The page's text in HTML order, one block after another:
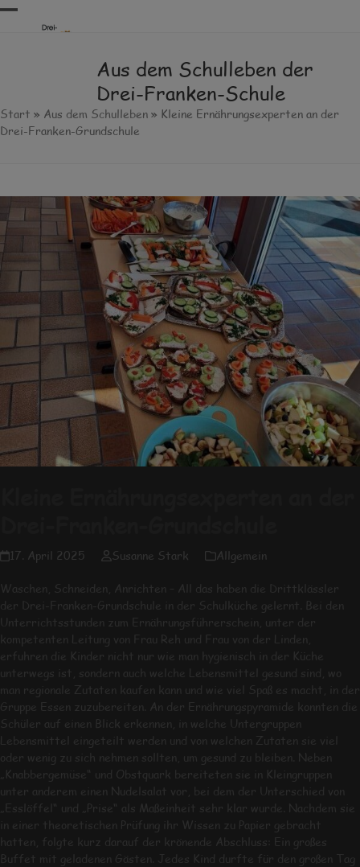
Skip
Open
Close
Aus dem Schulleben der
Drei-Franken-Schule
Start » Aus dem Schulleben » Kleine Ernährungsexperten an der
Drei-Franken-Grundschule
17. April 2025 Susanne Stark Allgemein
Waschen, Schneiden, Anrichten – All das haben die Drittklässler
der Drei-Franken-Grundschule in der Schulküche gelernt. Bei den
Unterrichtsstunden zum Ernährungsführerschein, unter der
kompetenten Leitung von Frau Reh und Frau von der Linden,
erfuhren die Kinder nicht nur wie man hygienisch in der Küche
unterwegs ist, sondern auch welche Lebensmittel gesund sind, wo
man regionale Zutaten kaufen kann und wie viel Spaß es macht, in der
Gruppe Essen zuzubereiten. An der Ernährungspyramide konnten die
Schüler auf einen Blick erkennen, in welche Untergruppen
Lebensmittel eingeteilt werden und von welchen Zutaten sie viel
oder wenig zu sich nehmen sollten, um gesund zu bleiben. Neben
„Knabbergemüse“ und Obstquark bereiteten sie in Kleingruppen
unter anderem einen Nudelsalat vor, bei dem der Unterschied von
„Esslöffel“ und „Prise“ als Maßeinheit sehr klar wurde. Nachdem sie
in einer theoretischen Prüfung ihr Wissen zu Papier gebracht
hatten, folgte kurz darauf der krönende Abschluss: Ein großes
Buffet mit geladenen Gästen. Jedes Kind durfte für den großen Tag